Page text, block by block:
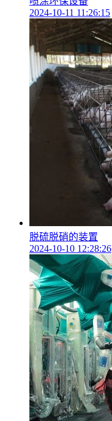
2024-10-11 11:26:15
脱硫脱硝的装置
2024-10-10 12:28:26